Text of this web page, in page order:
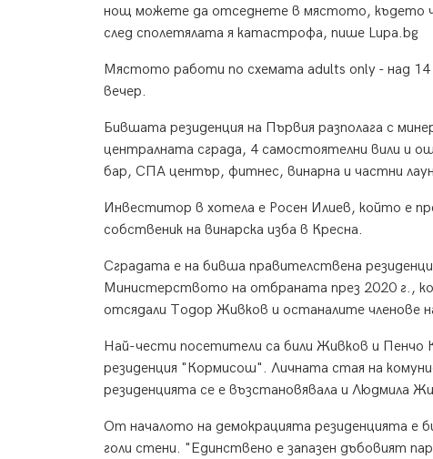
нощ можете да отседнете в мястото, където
след сполетялата я катастрофа, пише Lupa.bg
Мястото работи по схемата adults only - над
вечер.
Бившата резиденция на Първия разполага с
централната сграда, 4 самостоятелни вили и
бар, СПА център, фитнес, винарна и частни
Инвеститор в хотела е Росен Илиев, който е
собственик на винарска изба в Кресна.
Сградата е на бивша правителствена
Министерството на отбраната през 2020 г.,
отсядали Тодор Живков и останалите членове
Най-чести посетители са били Живков и Пенчо
резиденция "Кормисош". Личната стая на
резиденцията се е възстановявала и Людмила
От началото на демокрацията резиденцията е
голи стени. "Единствено е запазен дъбовият